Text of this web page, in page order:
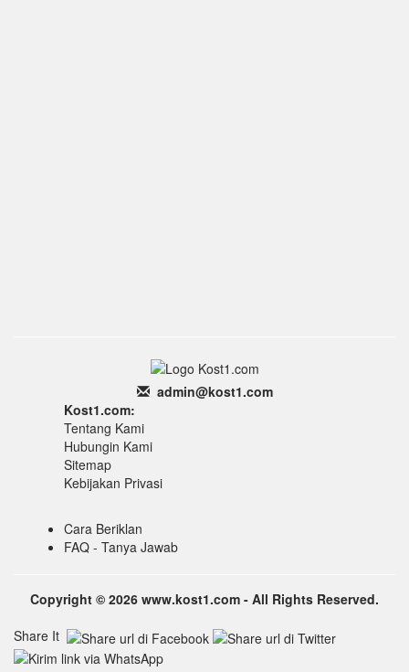
admin@kost1.com
Kost1.com:
Tentang Kami
Hubungin Kami
Sitemap
Kebijakan Privasi
Cara Beriklan
FAQ - Tanya Jawab
Copyright © 2026 www.kost1.com - All Rights Reserved.
Share It